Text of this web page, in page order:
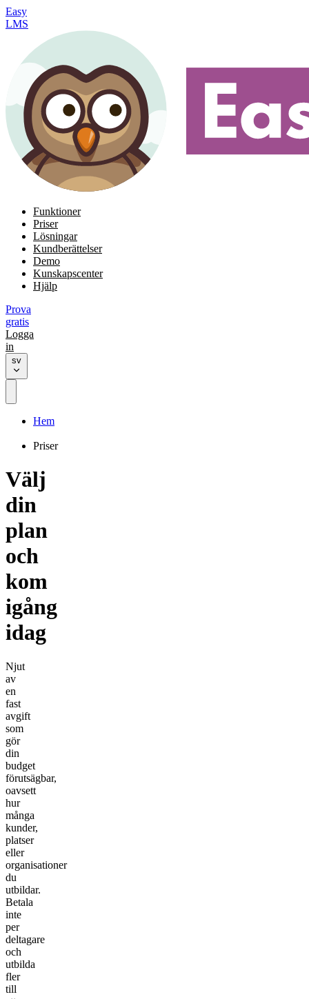
Easy
LMS
Funktioner
Priser
Lösningar
Kundberättelser
Demo
Kunskapscenter
Hjälp
Prova
gratis
Logga
in
sv
Hem
Priser
Välj
din
plan
och
kom
igång
idag
Njut
av
en
fast
avgift
som
gör
din
budget
förutsägbar,
oavsett
hur
många
kunder,
platser
eller
organisationer
du
utbildar.
Betala
inte
per
deltagare
och
utbilda
fler
till